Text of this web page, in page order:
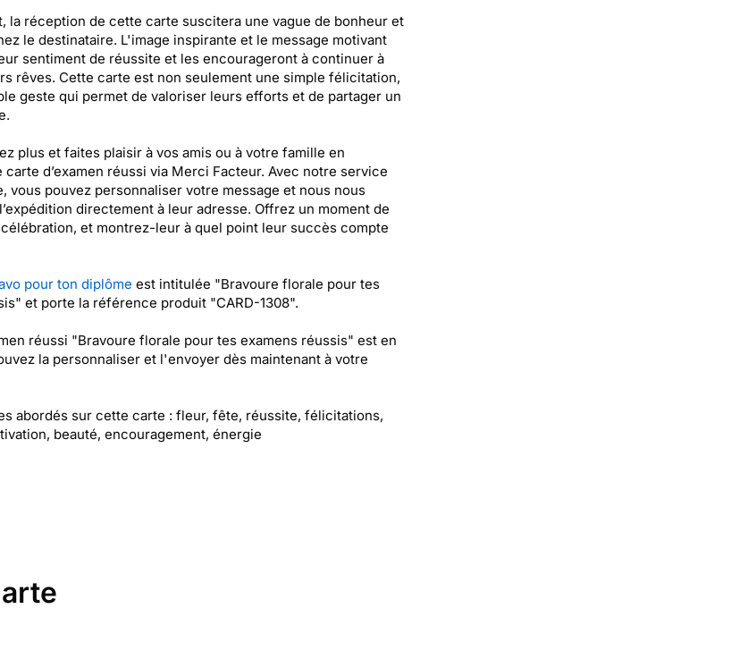
la réception de cette carte suscitera une vague de bonheur et
le destinataire. L'image inspirante et le message motivant
sentiment de réussite et les encourageront à continuer à
rêves. Cette carte est non seulement une simple félicitation,
geste qui permet de valoriser leurs efforts et de partager un
plus et faites plaisir à vos amis ou à votre famille en
d’examen réussi via Merci Facteur. Avec notre service
vous pouvez personnaliser votre message et nous nous
directement à leur adresse. Offrez un moment de
et montrez-leur à quel point leur succès compte
pour ton diplôme est intitulée "Bravoure florale pour tes
et porte la référence produit "CARD-1308".
réussi "Bravoure florale pour tes examens réussis" est en
la personnaliser et l'envoyer dès maintenant à votre
abordés sur cette carte : fleur, fête, réussite, félicitations,
beauté, encouragement, énergie